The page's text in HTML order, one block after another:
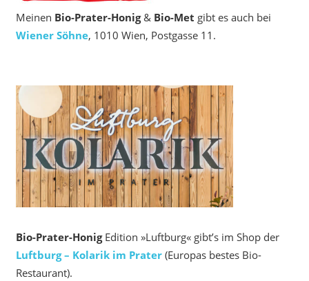
Meinen Bio‑Prater-Honig& Bio-Met gibt es auch bei
Wiener Söhne, 1010 Wien, Postgasse 11.
Bio-Prater-HonigEdition »Luftburg« gibt’s im Shop der
Luftburg – Kolarik im Prater(Europas bestes Bio-
Restaurant).